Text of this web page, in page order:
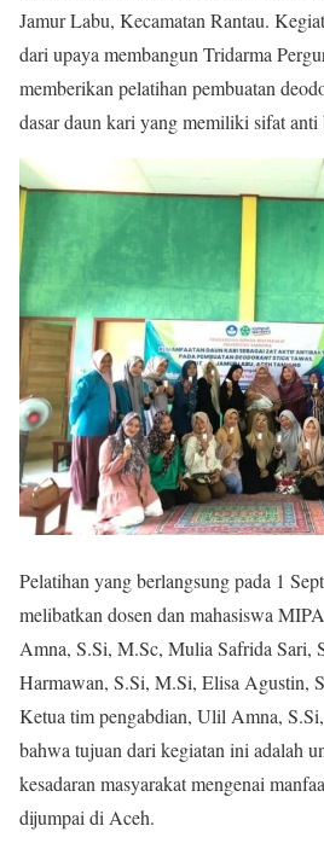
Jamur Labu, Kecamatan Rantau.
dari upaya membangun Tridarma
memberikan pelatihan pembuatan
dasar daun kari yang memiliki sifat anti
Pelatihan yang berlangsung pada 1
melibatkan dosen dan mahasiswa
Amna, S.Si, M.Sc, Mulia Safrida Sari,
Harmawan, S.Si, M.Si, Elisa Agustin,
Ketua tim pengabdian, Ulil Amna,
bahwa tujuan dari kegiatan ini adalah
kesadaran masyarakat mengenai
dijumpai di Aceh.